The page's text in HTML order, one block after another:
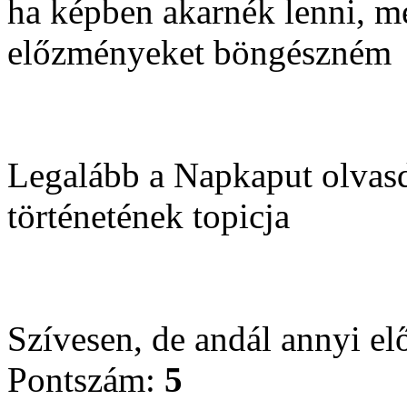
ha képben akarnék lenni,
előzményeket böngészném
Legalább a Napkaput
történetének topicja
Szívesen, de andál annyi
Pontszám: 5